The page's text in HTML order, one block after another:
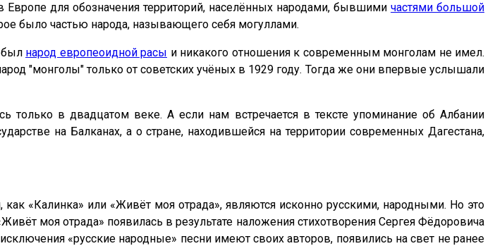
Европе для обозначения территорий, населённых народами, бывшимичастями большой
было частью народа, называющего себя могуллами.
был народ европеоидной расы и никакого отношения к современным монголам не имел.
"монголы" только от советских учёных в 1929 году. Тогда же они впервые услышали
только в двадцатом веке. А если нам встречается в тексте упоминание об Албании
на Балканах, а о стране, находившейся на территории современных Дагестана,
«Калинка» или «Живёт моя отрада», являются исконно русскими, народными. Но это
моя отрада» появилась в результате наложения стихотворения Сергея Фёдоровича
«русские народные» песни имеют своих авторов, появились на свет не ранее